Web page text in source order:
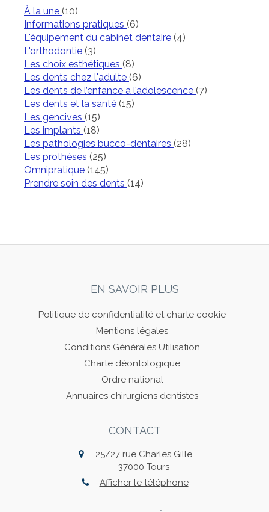
À la une (10)
Informations pratiques (6)
L'équipement du cabinet dentaire (4)
L'orthodontie (3)
Les choix esthétiques (8)
Les dents chez l'adulte (6)
Les dents de l’enfance à l’adolescence (7)
Les dents et la santé (15)
Les gencives (15)
Les implants (18)
Les pathologies bucco-dentaires (28)
Les prothèses (25)
Omnipratique (145)
Prendre soin des dents (14)
EN SAVOIR PLUS
Politique de confidentialité et charte cookie
Mentions légales
Conditions Générales Utilisation
Charte déontologique
Ordre national
Annuaires chirurgiens dentistes
CONTACT
25/27 rue Charles Gille
37000 Tours
Afficher le téléphone